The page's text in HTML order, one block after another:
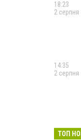
18:23
2 серпня
14:35
2 серпня
ТОП